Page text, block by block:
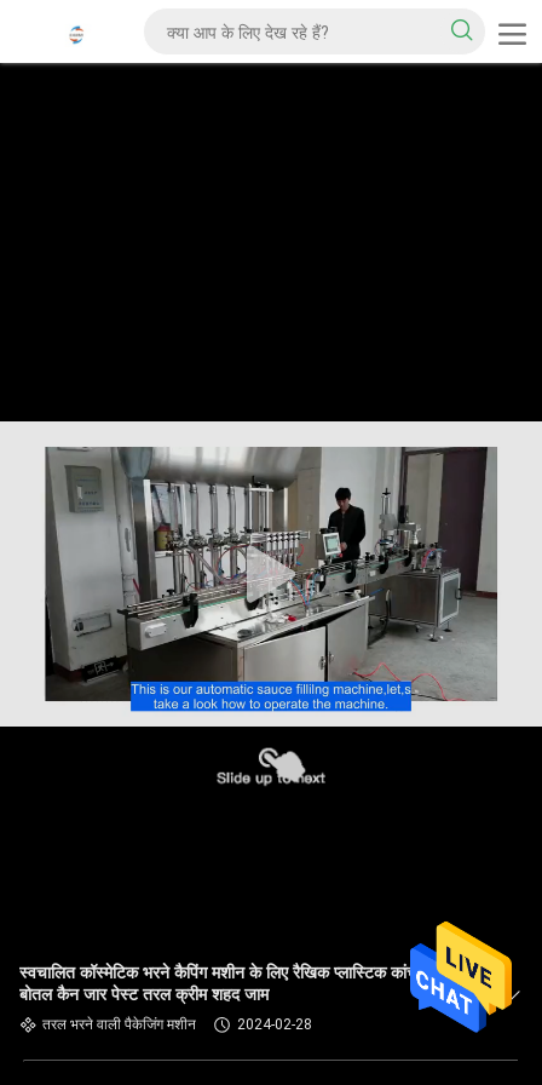
स्वचालित कॉस्मेटिक भरने कैपिंग मशीन के लिए रैखिक प्लास्टिक कांच की
बोतल कैन जार पेस्ट तरल क्रीम शहद जाम
तरल भरने वाली पैकेजिंग मशीन 2024-02-28